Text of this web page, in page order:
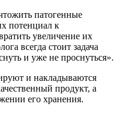
патогенные
потенциал к
увеличение их
всегда стоит задача
и уже не проснуться».
и накладываются
продукт, а
его хранения.